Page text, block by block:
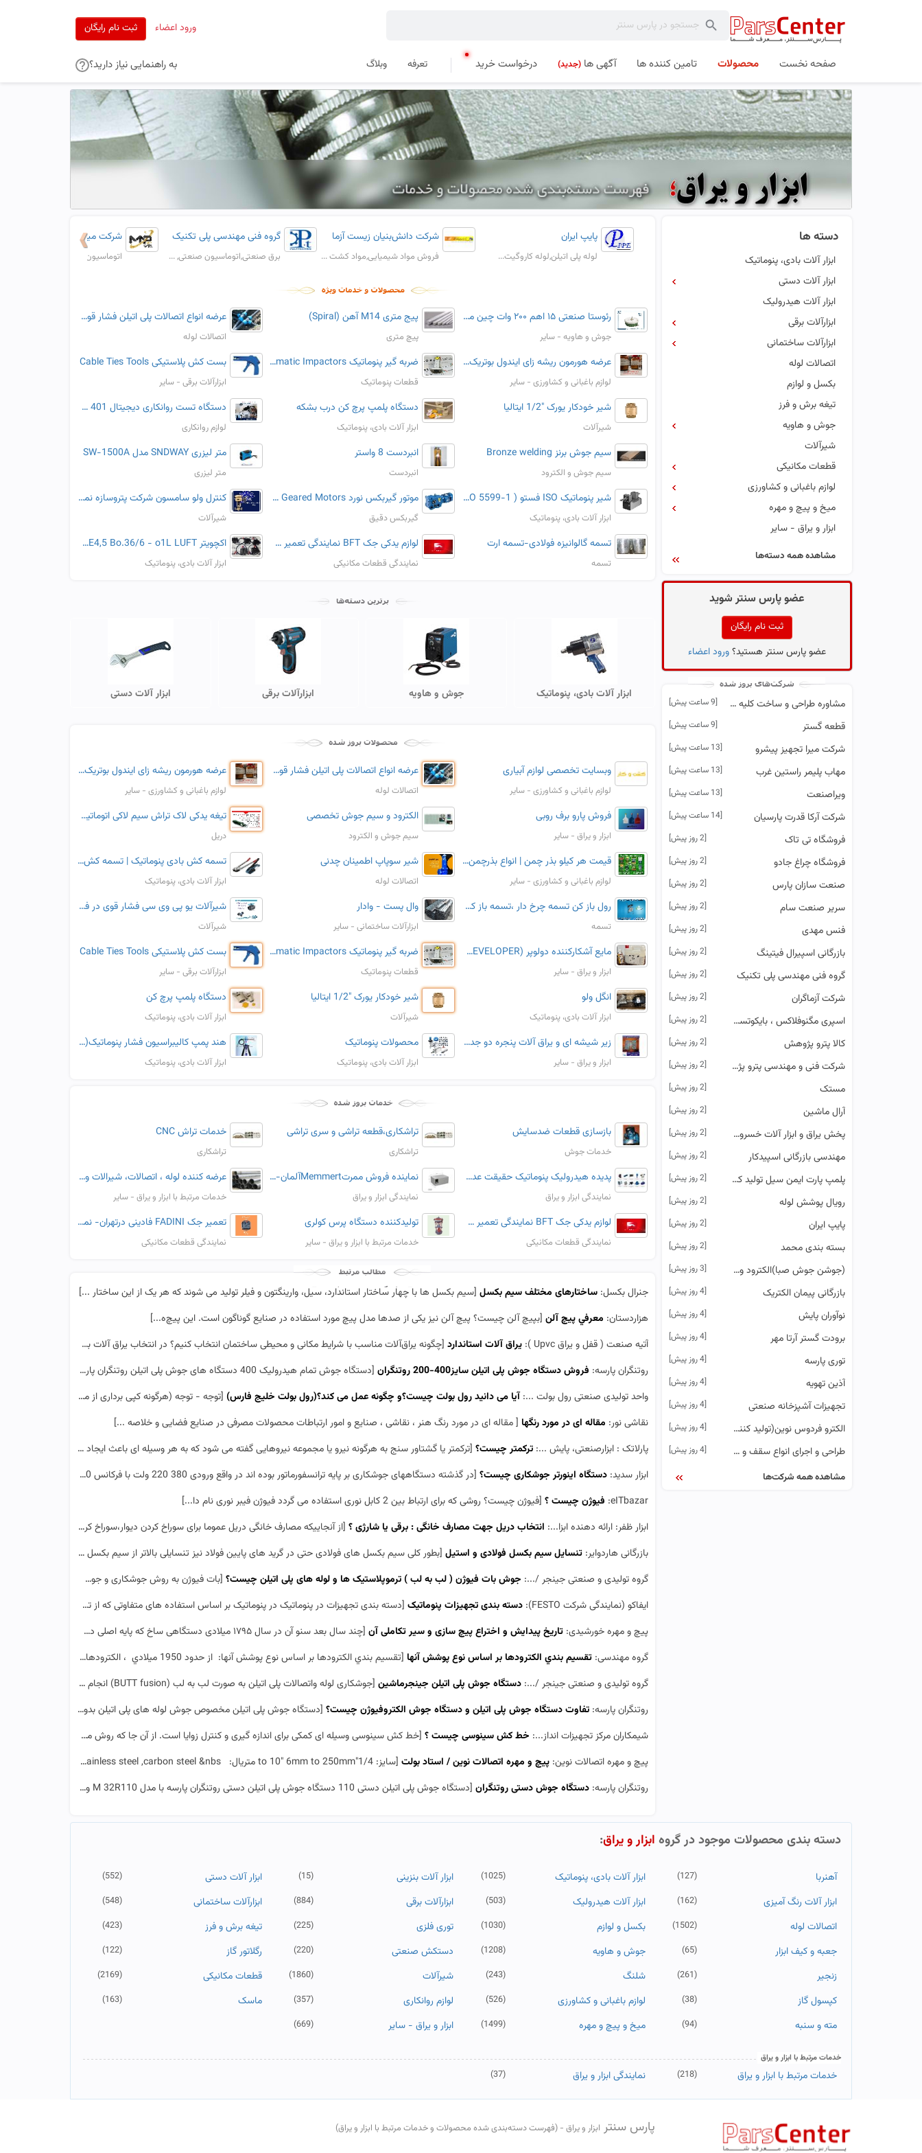
ورود اعضاء ثبت نام رایگان
صفحه نخست محصولات تامین کننده ها آگهی ها (جدید) درخواست خرید تعرفه وبلاگ به راهنمایی نیاز دارید؟
دسته ها
ابزار آلات بادی، پنوماتیک
ابزار آلات دستی
ابزار آلات هیدرولیک
ابزارآلات برقی
ابزارآلات ساختمانی
اتصالات لوله
بکسل و لوازم
تیغه برش و فرز
جوش و هاویه
شیرآلات
قطعات مکانیکی
لوازم باغبانی و کشاورزی
میخ و پیچ و مهره
ابزار و یراق - سایر
مشاهده همه دسته‌ها
عضو پارس سنتر شوید
ثبت نام رایگان
عضو پارس سنتر هستید؟ورود اعضاء
مشاوره طراحی و ساخت کلیه قطعات صنعتی با کیفیت بالا و قیمت مناسب [9 ساعت پیش]
قطعه گستر [9 ساعت پیش]
شرکت میرا تجهیز پیشرو [13 ساعت پیش]
مهاب پلیمر راستین غرب [13 ساعت پیش]
ویراصنعت [13 ساعت پیش]
شرکت آرکا قدرت پارسیان [14 ساعت پیش]
فروشگاه تی تاک [2 روز پیش]
فروشگاه چراغ جادو [2 روز پیش]
صنعت سازان پارس [2 روز پیش]
سریر صنعت سام [2 روز پیش]
فنس مهدی [2 روز پیش]
بازرگانی اسپیرال فیتینگ [2 روز پیش]
گروه فنی مهندسی پلی تکنیک [2 روز پیش]
شرکت آزماگران [2 روز پیش]
اسپری مگنوفلاکس ، بایکوتست ، ام آر شیمی [2 روز پیش]
کالا پترو پژوهش [2 روز پیش]
شرکت فنی و مهندسی پترو پژوهش خاورمیانه(سهامی خاص) [2 روز پیش]
مستک [2 روز پیش]
آرال ماشین [2 روز پیش]
پخش یراق و ابزار آلات خسروی(sun 8 نامی ماندگار درصنعت ایران) [2 روز پیش]
مهندسی بازرگانی اسپیدکار [2 روز پیش]
پلمپ پارت ایمن سیل تولید کننده انواع پلمپ و هولوگرام (لیبل) امنیتی [2 روز پیش]
رویال پوشش لوله [2 روز پیش]
پایپ ایران [2 روز پیش]
بسته بندی محمد [2 روز پیش]
(جوشن جوش صبا)الکترود وسیم جوش تخصصی وضد سایش [3 روز پیش]
بازرگانی پیمان الکتریک [4 روز پیش]
نوآوران پایش [4 روز پیش]
برودت گستر آرتا مهر [4 روز پیش]
توری پارسه [4 روز پیش]
آذین تهویه [4 روز پیش]
تجهیزات آشپزخانه صنعتی [4 روز پیش]
الکترو فردوس نوین(تولید کننده روکش سیم پی وی سی (pvc) با برند نوین پلاست [4 روز پیش]
طراحی و اجرای انواع سقف و شیروانی و الاچیق و تاب و باربیکیو [4 روز پیش]
مشاهده همه شرکت‌ها
پایپ ایران
لوله پلی اتیلن,لوله کاروگیت...
شرکت دانش‌بنیان زیست آزما
فروش مواد شیمیایی,مواد کشت ...
گروه فنی مهندسی پلی تکنیک
برق صنعتی,اتوماسیون صنعتی, ...
شرکت میرا تجهیز پیشرو
اتوماسیون صنعتی,ابزار دقیق,...
رئوستا صنعتی ۱۵ اهم ۲۰۰ وات چین مخصوص دستگاه جوش Miller مطابقOhmite | مقاوم دقیق تنظیم جریان
جوش و هاویه - سایر
پیج متری M14 آهن (Spiral)
پیچ متری
عرضه انواع اتصالات پلی اتیلن فشار قوی و آبرسانی
اتصالات لوله
عرضه هورمون ریشه زای ایندول بوتریک مرک آلمان شرکت زیست آزما
لوازم باغبانی و کشاورزی - سایر
ضربه گیر پنوماتیک NetterVibration Pneumatic Impactors سری PKL
قطعات پنوماتیک
بست کش پلاستیکی Cable Ties Tools
ابزارآلات برقی - سایر
شیر خودکار یورک "1/2 ایتالیا
شیرآلات
دستگاه پلمپ پرچ کن درب بشکه
ابزار آلات بادی، پنوماتیک
دستگاه تست روانکاری دیجیتال Ultraprobe 401
لوازم روانکاری
سیم جوش برنز Bronze welding
سیم جوش و الکترود
انبردست 8 واستر
انبردست
متر لیزری SNDWAY مدل SW-1500A
متر لیزری
شیر پنوماتیک ISO فستو ( ISO 5599-1 )
ابزار آلات بادی، پنوماتیک
موتور گیربکس نورد NORD Geared Motors
گیربکس دقیق
کنترل ولو سامسون شرکت پتروسازه نمایندگی سامسون آلمان
شیرآلات
تسمه گالوانیزه فولادی-تسمه ارت
تسمه
لوازم یدکی جک BFT نمایندگی تعمیر جک bft a25 bft A40 خدمات bft
نمایندگی قطعات مکانیکی
اکچویتر Weishaupt- STE4,5 Bo.36/6 - o1L LUFT
ابزار آلات بادی، پنوماتیک
ابزار آلات بادی، پنوماتیک جوش و هاویه ابزارآلات برقی ابزار آلات دستی
وبسایت تخصصی لوازم آبیاری
لوازم باغبانی و کشاورزی - سایر
عرضه انواع اتصالات پلی اتیلن فشار قوی و آبرسانی
اتصالات لوله
عرضه هورمون ریشه زای ایندول بوتریک مرک آلمان شرکت زیست آزما
لوازم باغبانی و کشاورزی - سایر
فروش پارو برف روبی
ابزار و یراق - سایر
الکترود و سیم جوش تخصصی
سیم جوش و الکترود
تیغه یدکی لاک تراش سیم لاکی اتوماتیک پرتابل برقی WIRE STRIPPER
دریل
قیمت هر کیلو بذر چمن | انواع بذرچمن خارجی همیشه سبز کشاورزی
لوازم باغبانی و کشاورزی - سایر
شیر سوپاپ اطمینان چدنی
اتصالات لوله
تسمه کش بادی پنوماتیک | تسمه کش دستی نامحدودکش | تسمه پلاستیکی
ابزار آلات بادی، پنوماتیک
رول باز کن تسمه چرخ دار ،تسمه باز کن،دستگاه تسمه باز کن
تسمه
وال پست - وادار
ابزارآلات ساختمانی - سایر
شیرآلات یو پی وی سی فشار قوی در فروشگاه آبیکو
شیرآلات
مایع آشکارکننده دولوپر (DEVELOPER) مدل MR703 برند ام آر شیمی
ابزار و یراق - سایر
ضربه گیر پنوماتیک NetterVibration Pneumatic Impactors سری PKL
قطعات پنوماتیک
بست کش پلاستیکی Cable Ties Tools
ابزارآلات برقی - سایر
انگل ولو
ابزار آلات بادی، پنوماتیک
شیر خودکار یورک "1/2 ایتالیا
شیرآلات
دستگاه پلمپ پرچ کن
ابزار آلات بادی، پنوماتیک
زیر شیشه ای و یراق آلات پنجره دو جداره
ابزار و یراق - سایر
محصولات پنوماتیک
ابزار آلات بادی، پنوماتیک
هند پمپ کالیبراسیون فشار پنوماتیک(گازی) مدل HP2/25
ابزار آلات بادی، پنوماتیک
بازسازی قطعات ضدسایش
خدمات جوش
تراشکاری،قطعه تراشی و سری تراشی
تراشکاری
خدمات تراش CNC
تراشکاری
پدیده هیدرولیک پنوماتیک حقیقت عدم وجود نمایندگی REXROTH BOSCH GROUP
نمایندگی ابزار و یراق
نماینده فروش ممرتMemmertآلمان-بن ماری
نمایندگی ابزار و یراق
عرضه کننده لوله ، اتصالات، شیرالات و ابزار دقیق- اسپیرال فیتینگ
خدمات مرتبط با ابزار و یراق - سایر
لوازم یدکی جک BFT نمایندگی تعمیر جک bft a25 bft A40 خدمات bft
نمایندگی قطعات مکانیکی
تولیدکننده دستگاه پرس کولری
خدمات مرتبط با ابزار و یراق - سایر
تعمیر جک FADINI فادینی درتهران- نمایندگی رسمی جک فادینی
نمایندگی قطعات مکانیکی
جنرال بکسل:ساختارهای مختلف سیم بکسل [سیم بکسل ها با چهار ساختار استاندارد، سیل، وارینگتون و فیلر تولید می شوند که هر یک از این ساختار ...]
هزاردستان: معرفي پيچ آلن [بپیچ آلن چیست؟ پیچ آلن نیز یکی از صدها مدل پیچ مورد استفاده در صنایع گوناگون است. این پیچ‌ه...]
آتیه صنعت ( قفل و یراق Upvc ):
یراق ‌آلات استاندارد [چگونه یراق‌آلات مناسب با شرایط مکانی و محیطی ساختمان انتخاب کنیم؟ در انتخاب یراق آلات به چه...]
روتنگران پارسه: فروش دستگاه جوش پلی اتیلن سایز400-200 روتنگران
[دستگاه جوش تمام هیدرولیک 400 دستگاه های جوش پلی اتیلن روتنگران پارسه جهت جوش لوله های پلی اتیلن ...]
واحد تولیدی صنعتی رول بولت ...:آیا می دانید رول بولت چیست؟و چگونه عمل می کند؟(رول بولت خلیج فارس) [توجه - توجه (هرگونه کپی برداری از مطالب این صفحه فقط با ذکر منبع جایز می باشد در غیر اینصورت قاب...]
نقاشی نور: مقاله ای در مورد رنگها [ مقاله ای در مورد رنگ هنر ، نقاشی ، صنایع و امور ارتباطات محصولات مصرفی در صنایع فضایی و خلاصه ...]
پارلاتک : ابزارصنعتی، پایش ...:ترکمتر چیست؟ [ترکمتر یا گشتاور سنج به هرگونه نیرو یا مجموعه نیروهایی گفته می شود که به هر وسیله ای باعث ایجاد چ...]
ابزار سدید:دستگاه اینورتر جوشکاری چیست؟ [در گذشته دستگاههاى جوشكارى بر پايه ترانسفورماتور بوده اند در واقع ورودى 380 220 ولت با فركانس 50 ...]
eITbazar: فیوژن چیست ؟ [فیوژن چیست؟ روشی که برای ارتباط بین 2 کابل نوری استفاده می گردد فیوژن فیبر نوری نام دا...]
ابزار ظفر: ارائه دهنده ابزا...: انتخاب دریل جهت مصارف خانگی : برقی یا شارژی ؟ [از آنجاییکه مصارف خانگی دريل عموما برای سوراخ كردن ديوار،سوراخ كردن فلزات و چوب،باز و بست نمودن پ...]
بازرگانی هاردوایر:تنسایل سیم بکسل فولادی و استیل [بطور کلی سیم بکسل های فولادی حتی در گرید های پایین فولاد نیز تنسایلی بالاتر از سیم بکسل استیل دار...]
گروه تولیدی و صنعتی جینجر /...: جوش بات فیوژن ( لب به لب ) ترموپلاستیک ها و لوله های پلی اتیلن چیست؟ [بات فیوژن به روش جوشکاری و جوش لوله های ترموپلاستیک اطلاق می گردد. بات فیوژن یکی از دو روش اصلی ج...]
ایفاکو (نمایندگی شرکت FESTO):
دسته بندی تجهیزات پنوماتیک [دسته بندی تجهیزات در پنوماتیک در پنوماتیک بر اساس استفاده های متفاوتی که از تجهیزات می شود، دسته...]
پیچ و مهره خورشیدی:تاریخ پیدایش و اختراع پیچ سازی و سیر تکاملی آن [چند سال بعد سنو آن در سال ۱۷۹۵ میلادی دستگاهی ساخ که پایه اصلی دستگاه‌های پیچ سازی شد. مادزل...]
گروه مهندسی:تقسيم بندي الكترودها بر اساس نوع پوشش آنها [تقسيم بندي الكترودها بر اساس نوع پوشش آنها: از حدود 1950 ميلادي ، الكترودها را در ان...]
گروه تولیدی و صنعتی جینجر /...:دستگاه جوش پلی اتیلن جینجرماشین [جوشکاری لوله واتصالات پلی اتیلن به صورت لب به لب (BUTT fusion) انجام می شود. کیفیت روش جوشکاری ل...]
روتنگران پارسه:تفاوت دستگاه جوش پلی اتیلن و دستگاه جوش الکتروفیوژن چیست؟ [دستگاه جوش پلی اتیلن مخصوص جوش لوله های پلی اتیلن بدون نیاز به اتصالات است. در صورتی که دستگاه جو...]
شیمکاران مرکز تجهیزات انداز...: خط کش سینوسی چیست ؟ [خط کش سينوسی وسيله ای کمکی برای اندازه گيری و کنترل زوايا است. از آن جا که روش محاسبهٔ زاویه در ا...]
پیچ و مهره اتصالات نوین:پیچ و مهره اتصالات نوین / استاد بولت [سایز: 1/4"to 10" 6mm to 250mm متریال: stainless steel ,carbon steel &nbs...]
روتنگران پارسه:دستگاه جوش دستی روتنگران [دستگاه جوش پلی اتیلن دستی 110 دستگاه جوش پلی اتیلن دستی روتنگران پارسه با مدل M 32R110 و در دو ن...]
دسته بندی محصولات موجود در گروه ابزار و یراق:
آهنربا (127) ابزار آلات بادی، پنوماتیک (1025) ابزار آلات بنزینی (15) ابزار آلات دستی (552)
ابزار آلات رنگ آمیزی (162) ابزار آلات هیدرولیک (503) ابزارآلات برقی (884) ابزارآلات ساختمانی (548)
اتصالات لوله (1502) بکسل و لوازم (1030) توری فلزی (225) تیغه برش و فرز (423)
جعبه و کیف ابزار (65) جوش و هاویه (1208) دستکش صنعتی (220) رگلاتور گاز (122)
زنجیر (261) شلنگ (243) شیرآلات (1860) قطعات مکانیکی (2169)
کپسول گاز (38) لوازم باغبانی و کشاورزی (526) لوازم روانکاری (357) ماسک (163)
مته و سنبه (94) میخ و پیچ و مهره (1499) ابزار و یراق - سایر (669)
خدمات مرتبط با ابزار و یراق
خدمات مرتبط با ابزار و یراق (218) نمایندگی ابزار و یراق (37)
پارس سنتر ابزار و یراق - (فهرست دسته‌بندی شده محصولات و خدمات مرتبط با ابزار و یراق)